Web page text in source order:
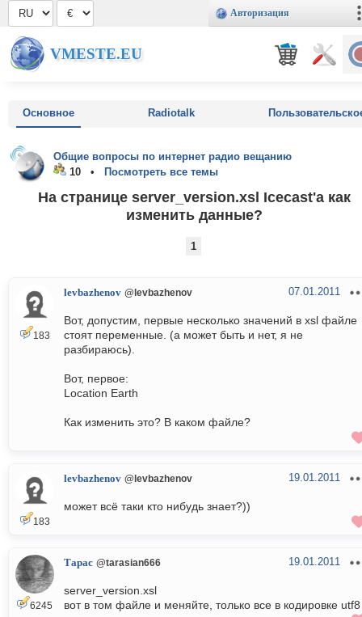
Авторизация
VMESTE.EU
Основное Radiotalk
Общие вопросы по интернет радио вещанию
10 •
Посмотреть все темы
На странице server_version.xsl Icecast'а как
изменить данные?
1
183
levbazhenov @levbazhenov 07.01.2011
Вот, допустим, первые несколько значений в xsl файле
стоят переменные. (а может быть и нет, я не
разбираюсь).
Вот, первое:
Location Earth
Как изменить это? В каком файле?
183
levbazhenov @levbazhenov 19.01.2011
может всё таки кто нибудь знает?))
6245
Тарас @tarasian666 19.01.2011
server_version.xsl
вот в том файле и меняйте, только все в кодировке utf8